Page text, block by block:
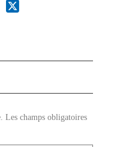
Les champs obligatoires